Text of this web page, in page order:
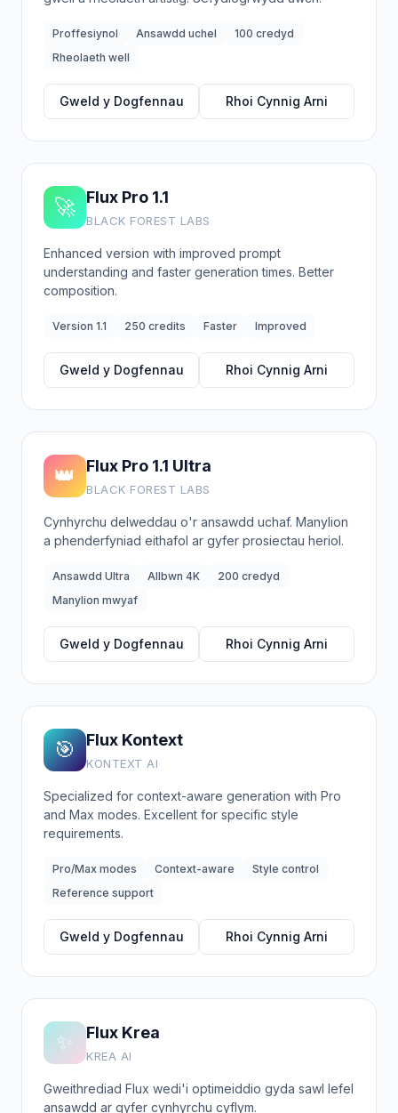
Proffesiynol Ansawdd uchel
100 credyd
Rheolaeth well
Gweld y Dogfennau Rhoi Cynnig Arni
🚀 Flux Pro 1.1
BLACK FOREST LABS
Enhanced version with improved prompt
understanding and faster generation times. Better
composition.
Version 1.1 250 credits Faster Improved
Gweld y Dogfennau Rhoi Cynnig Arni
👑 Flux Pro 1.1 Ultra
BLACK FOREST LABS
Cynhyrchu delweddau o'r ansawdd uchaf. Manylion
a phenderfyniad eithafol ar gyfer prosiectau heriol.
Ansawdd Ultra Allbwn 4K
200 credyd
Manylion mwyaf
Gweld y Dogfennau Rhoi Cynnig Arni
🎯 Flux Kontext
KONTEXT AI
Specialized for context-aware generation with Pro
and Max modes. Excellent for specific style
requirements.
Pro/Max modes Context-aware
Style control
Reference support
Gweld y Dogfennau Rhoi Cynnig Arni
✨ Flux Krea
KREA AI
Gweithrediad Flux wedi'i optimeiddio gyda sawl lefel
ansawdd ar gyfer cynhyrchu cyflym.